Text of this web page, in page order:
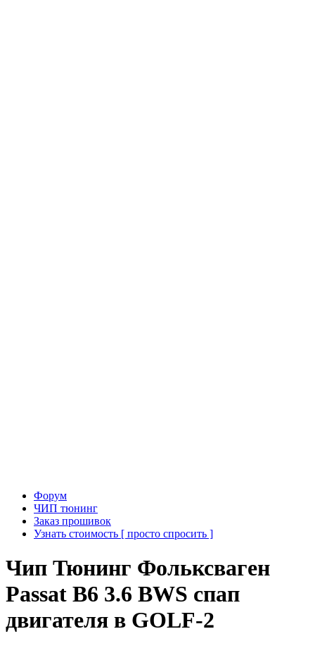
Форум
ЧИП тюнинг
Заказ прошивок
Узнать стоимость [ просто спросить ]
Чип Тюнинг Фольксваген
Passat B6 3.6 BWS спап
двигателя в GOLF-2